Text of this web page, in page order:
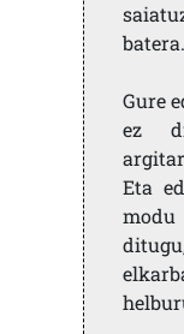
batera.
Gure
ez
Eta